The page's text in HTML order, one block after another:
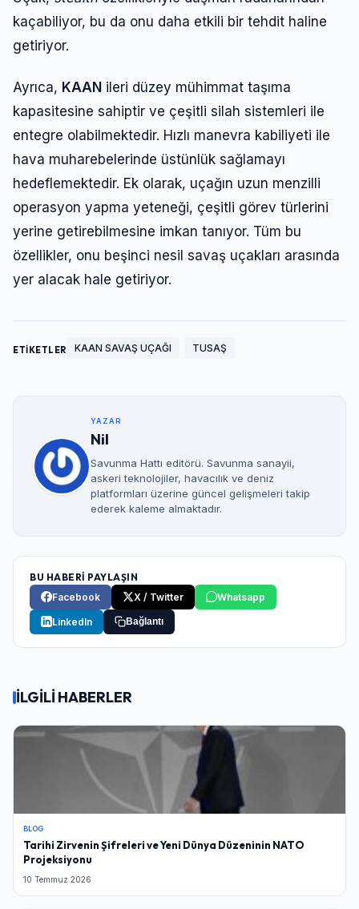
kaçabiliyor, bu da onu daha etkili bir tehdit haline
getiriyor.
Ayrıca, KAAN ileri düzey mühimmat taşıma
kapasitesine sahiptir ve çeşitli silah sistemleri ile
entegre olabilmektedir. Hızlı manevra kabiliyeti ile
hava muharebelerinde üstünlük sağlamayı
hedeflemektedir. Ek olarak, uçağın uzun menzilli
operasyon yapma yeteneği, çeşitli görev türlerini
yerine getirebilmesine imkan tanıyor. Tüm bu
özellikler, onu beşinci nesil savaş uçakları arasında
yer alacak hale getiriyor.
ETİKETLER KAAN SAVAŞ UÇAĞI TUSAŞ
YAZAR
Nil
Savunma Hattı editörü. Savunma sanayii,
askeri teknolojiler, havacılık ve deniz
platformları üzerine güncel gelişmeleri takip
ederek kaleme almaktadır.
BU HABERİ PAYLAŞIN
Facebook
X / Twitter Whatsapp
LinkedIn Bağlantı
İLGİLİ HABERLER
BLOG
Tarihi Zirvenin Şifreleri ve Yeni Dünya Düzeninin NATO
Projeksiyonu
10 Temmuz 2026
Beni Hatırla Şifremi Unuttum